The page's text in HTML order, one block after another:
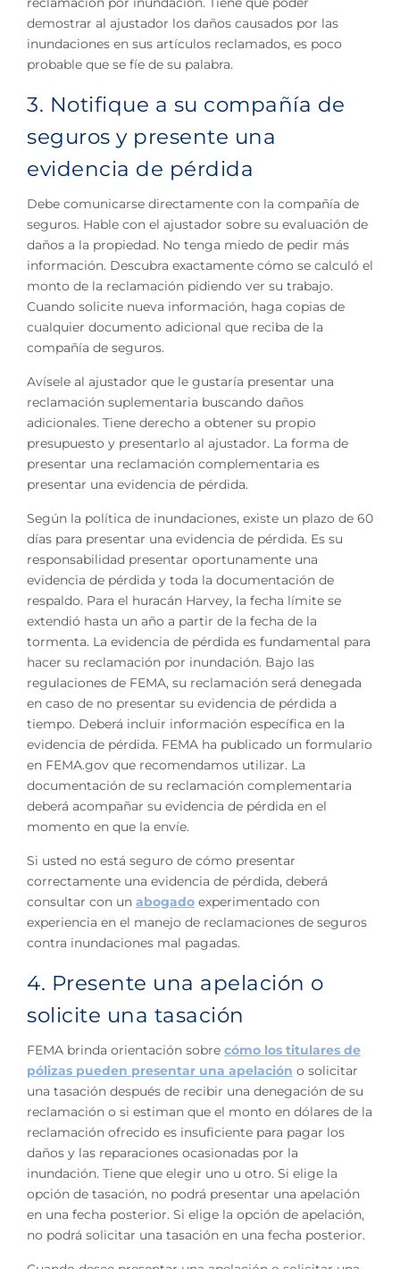
demostrar al ajustador los daños causados por las
inundaciones en sus artículos reclamados, es poco
probable que se fíe de su palabra.
3. Notifique a su compañía de
seguros y presente una
evidencia de pérdida
Debe comunicarse directamente con la compañía de
seguros. Hable con el ajustador sobre su evaluación de
daños a la propiedad. No tenga miedo de pedir más
información. Descubra exactamente cómo se calculó el
monto de la reclamación pidiendo ver su trabajo.
Cuando solicite nueva información, haga copias de
cualquier documento adicional que reciba de la
compañía de seguros.
Avísele al ajustador que le gustaría presentar una
reclamación suplementaria buscando daños
adicionales. Tiene derecho a obtener su propio
presupuesto y presentarlo al ajustador. La forma de
presentar una reclamación complementaria es
presentar una evidencia de pérdida.
Según la política de inundaciones, existe un plazo de 60
días para presentar una evidencia de pérdida. Es su
responsabilidad presentar oportunamente una
evidencia de pérdida y toda la documentación de
respaldo. Para el huracán Harvey, la fecha límite se
extendió hasta un año a partir de la fecha de la
tormenta. La evidencia de pérdida es fundamental para
hacer su reclamación por inundación. Bajo las
regulaciones de FEMA, su reclamación será denegada
en caso de no presentar su evidencia de pérdida a
tiempo. Deberá incluir información específica en la
evidencia de pérdida. FEMA ha publicado un formulario
en FEMA.gov que recomendamos utilizar. La
documentación de su reclamación complementaria
deberá acompañar su evidencia de pérdida en el
momento en que la envíe.
Si usted no está seguro de cómo presentar
correctamente una evidencia de pérdida, deberá
consultar con un abogado experimentado con
experiencia en el manejo de reclamaciones de seguros
contra inundaciones mal pagadas.
4. Presente una apelación o
solicite una tasación
FEMA brinda orientación sobre cómo los titulares de
pólizas pueden presentar una apelación o solicitar
una tasación después de recibir una denegación de su
reclamación o si estiman que el monto en dólares de la
reclamación ofrecido es insuficiente para pagar los
daños y las reparaciones ocasionadas por la
inundación. Tiene que elegir uno u otro. Si elige la
opción de tasación, no podrá presentar una apelación
en una fecha posterior. Si elige la opción de apelación,
no podrá solicitar una tasación en una fecha posterior.